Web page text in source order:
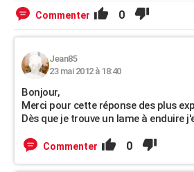
Commenter 0
Jean85
23 mai 2012 à 18:40
Bonjour,
Merci pour cette réponse des plus
Dès que je trouve un lame à enduire
Commenter 0